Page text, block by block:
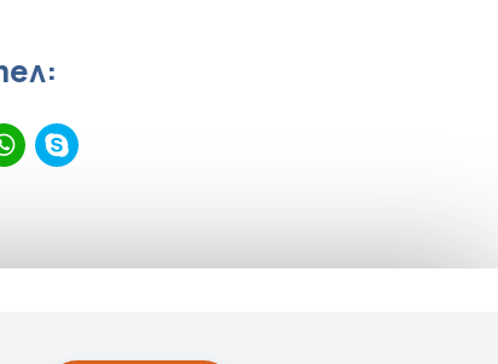
WhatsApp